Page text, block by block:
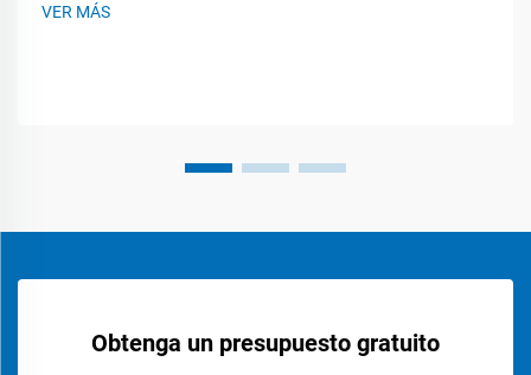
VER MÁS
Obtenga un presupuesto gratuito